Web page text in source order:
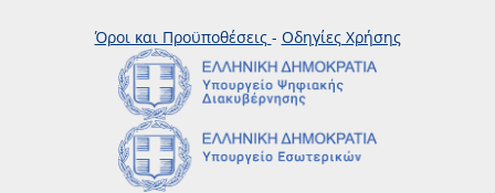
Όροι και Προϋποθέσεις - Οδηγίες Χρήσης